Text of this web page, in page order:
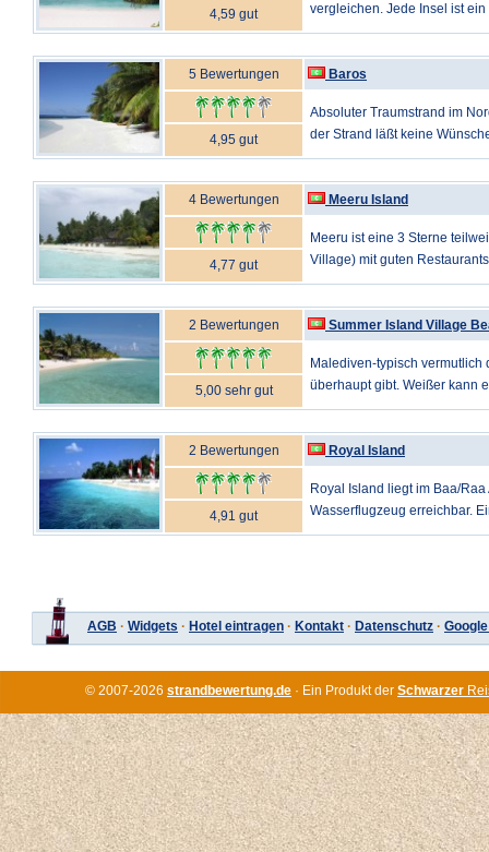
vergleichen. Jede Insel ist ein
4,59 gut
5 Bewertungen Baros
Absoluter Traumstrand im
der Strand läßt keine
4,95 gut
4 Bewertungen Meeru Island
Meeru ist eine 3 Sterne
Village) mit guten
4,77 gut
2 Bewertungen Summer Island Village
Malediven-typisch vermutlich
überhaupt gibt. Weißer kann
5,00 sehr gut
2 Bewertungen Royal Island
Royal Island liegt im Baa/
Wasserflugzeug erreichbar.
4,91 gut
AGB · Widgets · Hotel eintragen · Kontakt · Datenschutz ·
© 2007-2026 strandbewertung.de · Ein Produkt der Schwarzer